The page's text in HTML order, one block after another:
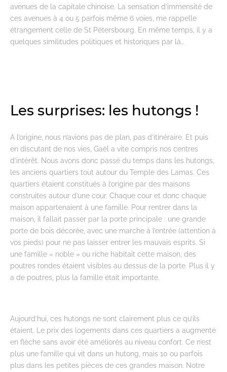
avenues de la capitale chinoise. La sensation d’immensité de
ces avenues à 4 ou 5 parfois même 6 voies, me rappelle
étrangement celle de St Pétersbourg. En même temps, il y a
quelques similitudes politiques et historiques par là…
Les surprises: les hutongs !
A l’origine, nous n’avions pas de plan, pas d’itinéraire. Et puis
en discutant de nos vies, Gaël a vite compris nos centres
d’intérêt. Nous avons donc passé du temps dans les hutongs,
les anciens quartiers tout autour du Temple des Lamas. Ces
quartiers étaient constitués à l’origine par des maisons
construites autour d’une cour. Chaque cour et donc chaque
maison appartenaient à une famille. Pour rentrer dans la
maison, il fallait passer par la porte principale : une grande
porte de bois décorée, avec une marche à l’entrée (attention à
vos pieds) pour ne pas laisser entrer les mauvais esprits. Si
une famille « noble » ou riche habitait cette maison, des
poutres rondes étaient visibles au dessus de la porte. Plus il y
a de poutres, plus la famille était importante.
Aujourd’hui, ces hutongs ne sont clairement plus ce qu’ils
étaient. Le prix des logements dans ces quartiers a augmenté
en flèche sans avoir été améliorés au niveau confort. Ce n’est
plus une famille qui vit dans un hutong, mais 10 ou parfois
plus dans les petites pièces de ces grandes maison. Notre